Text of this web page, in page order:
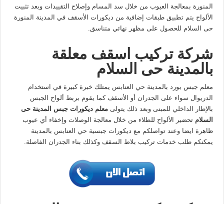
المنورة بمعالجة العيوب من خلال سد المسام وإصلاح التقييدات وبعد تثبيت
الألواح يتم تطبيق طبقات إضافية من ديكورات الأسقف في المدينة المنورة
حى السلام للحصول على مظهر نهائي متناسق.
شركة تركيب اسقف معلقة
بالمدينة حى السلام
معلم جبس بورد بالمدينة حي العنابس يمتلك خبرة كبيرة في استخدام
الدريوال سواء على الجدران أو الأسقف كما يقوم بربط ألواح الجبس
بالإطار الداخلي للمبنى وبعد ذلك يتولىمعلم ديكورات جبس المدينة حى
السلامتحضير الألواح للطلاء من خلال معالجة الوصلات وإخفاء أي عيوب
ظاهرة ايضا وعند تواصلكم مع ديكورات جبسية حي العنابس بالمدينة
يمكنكم طلب خدمات تركيب بلاط السقف وكذلك بناء الجدران الفاصلة.